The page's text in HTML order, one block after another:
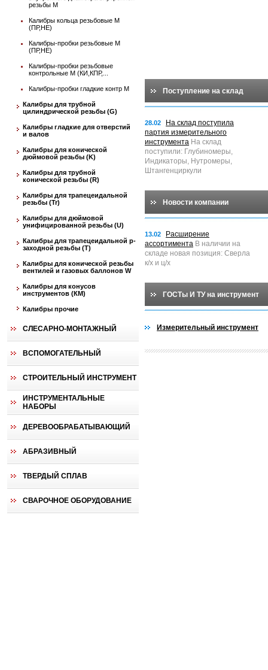
резьбы М
Калибры кольца резьбовые М
(ПР,НЕ)
Калибры-пробки резьбовые М
(ПР,НЕ)
Калибры-пробки резьбовые
контрольные М (КИ,КПР,...
Калибры-пробки гладкие контр М
Калибры для трубной
цилиндрической резьбы (G)
Калибры гладкие для отверстий
и валов
Калибры для конической
дюймовой резьбы (K)
Калибры для трубной
конической резьбы (R)
Калибры для трапецеидальной
резьбы (Tr)
Калибры для дюймовой
унифицированной резьбы (U)
Калибры для трапецеидальной p-
заходной резьбы (T)
Калибры для конической резьбы
вентилей и газовых баллонов W
Калибры для конусов
инструментов (КМ)
Калибры прочие
СЛЕСАРНО-МОНТАЖНЫЙ
ВСПОМОГАТЕЛЬНЫЙ
СТРОИТЕЛЬНЫЙ ИНСТРУМЕНТ
ИНСТРУМЕНТАЛЬНЫЕ
НАБОРЫ
ДЕРЕВООБРАБАТЫВАЮЩИЙ
АБРАЗИВНЫЙ
ТВЕРДЫЙ СПЛАВ
СВАРОЧНОЕ ОБОРУДОВАНИЕ
Поступление на склад
28.02
На склад поступила
партия измерительного
инструмента На склад
поступили: Глубиномеры,
Индикаторы, Нутромеры,
Штангенциркули
Новости компании
13.02
Расширение
ассортимента В наличии на
складе новая позиция: Сверла
к/х и ц/х
ГОСТы И ТУ на инструмент
Измерительный инструмент